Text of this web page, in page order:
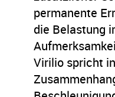
permanente
die Belastung
Virilio spricht